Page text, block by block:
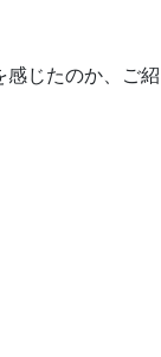
感じたのか、ご紹